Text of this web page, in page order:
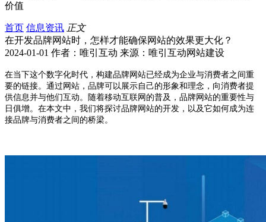
价值
首页 信息资讯 正文
在开发品牌网站时，怎样才能确保网站的效果更大化？
2024-01-01 作者：唯引互动 来源：唯引互动网站建设
在当下这个数字化时代，构建品牌网站已经成为企业与消费者之间重
要的链接。通过网站，品牌可以展示自己的形象和理念，向消费者提
供信息并与他们互动。随着移动互联网的普及，品牌网站的重要性与
日俱增。在本文中，我们将探讨品牌网站的开发，以及它如何成为连
接品牌与消费者之间的桥梁。